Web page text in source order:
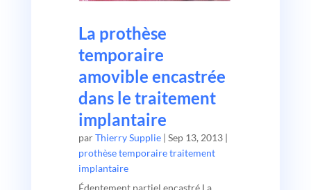
La prothèse
temporaire
amovible encastrée
dans le traitement
implantaire
parThierry Supplie| Sep 13, 2013|
prothèse temporaire traitement
implantaire
Édentement partiel encastré La